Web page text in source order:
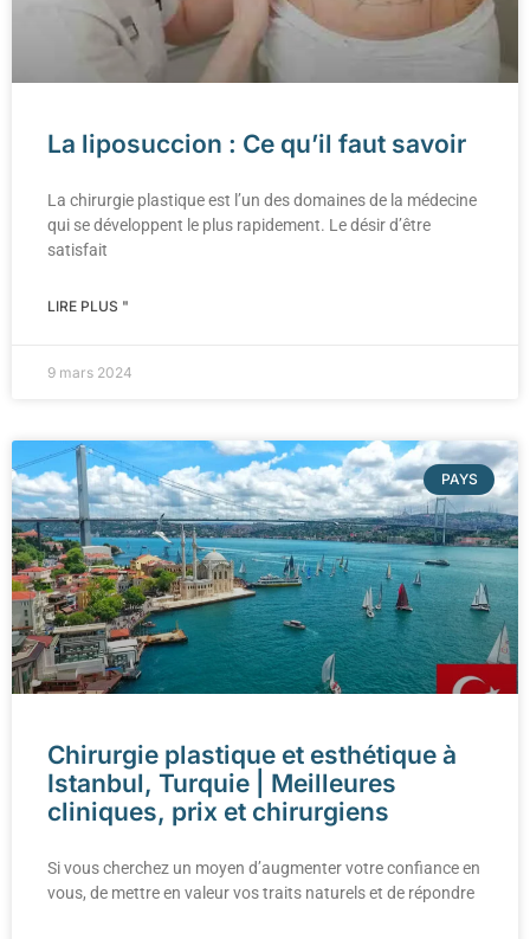
La liposuccion : Ce qu’il faut savoir
La chirurgie plastique est l’un des domaines de la médecine
qui se développent le plus rapidement. Le désir d’être
satisfait
LIRE PLUS "
9 mars 2024
PAYS
Chirurgie plastique et esthétique à
Istanbul, Turquie | Meilleures
cliniques, prix et chirurgiens
Si vous cherchez un moyen d’augmenter votre confiance en
vous, de mettre en valeur vos traits naturels et de répondre